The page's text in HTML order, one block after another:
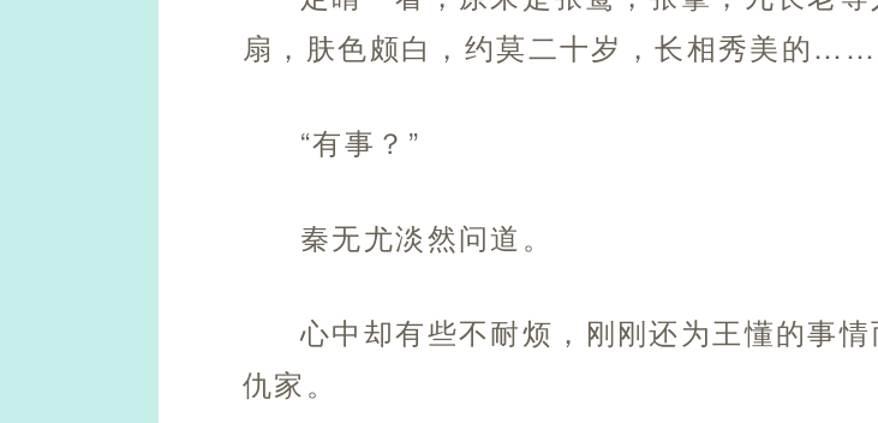
扇，肤色颇白，约莫二十岁，长相秀美的……
“有事？”
秦无尤淡然问道。
心中却有些不耐烦，刚刚还为王懂的事
仇家。